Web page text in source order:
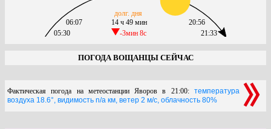
05:30
06:07
14 ч 49 мин
-3мин 8c
долг. дня
21:33
20:56
ПОГОДА ВОЩАНЦЫ СЕЙЧАС
Фактическая погода на метеостанции Яворов в 21:00: температура
воздуха 18.6°, видимость n/a км, ветер 2 м/с, облачность 80%